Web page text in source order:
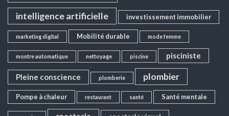
intelligence artificielle investissement immobilier
marketing digital Mobilité durable mode femme
montre automatique nettoyage piscine pisciniste
Pleine conscience plomberie plombier
Pompe à chaleur restaurant santé Santé mentale